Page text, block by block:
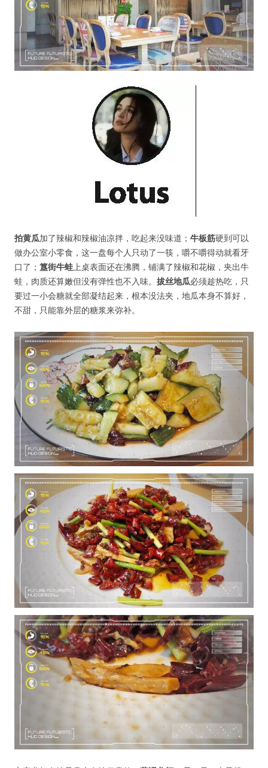
拍黄瓜加了辣椒和辣椒油凉拌，吃起来没味道； 牛板筋硬到可以
做办公室小零食，这一盘每个人只动了一筷，嚼不嚼得动就看牙
口了； 簋街牛蛙上桌表面还在沸腾，铺满了辣椒和花椒，夹出牛
蛙，肉质还算嫩但没有弹性也不入味。 拔丝地瓜必须趁热吃，只
要过一小会糖就全部凝结起来，根本没法夹，地瓜本身不算好，
不甜，只能靠外层的糖浆来弥补。